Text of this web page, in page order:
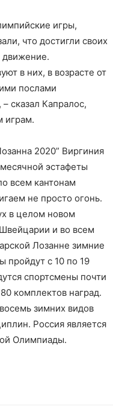
игры,
что достигли своих
движение.
в них, в возрасте от
послами
сказал Капралос,
играм.
2020” Виргиния
эстафеты
всем кантонам
не просто огонь.
в целом новом
и во всем
Лозанне зимние
пройдут с 10 по 19
спортсмены почти
комплектов наград.
зимних видов
Россия является
Олимпиады.